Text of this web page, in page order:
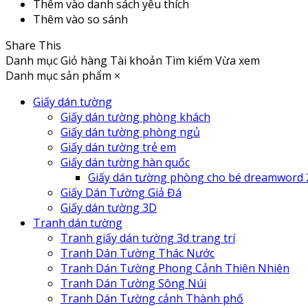
Thêm vào danh sách yêu thích
Thêm vào so sánh
Share This
Danh mụcGiỏ hàng Tài khoản Tìm kiếm Vừa xem
Danh mục sản phẩm ×
Giấy dán tường
Giấy dán tường phòng khách
Giấy dán tường phòng ngủ
Giấy dán tường trẻ em
Giấy dán tường hàn quốc
Giấy dán tường phòng cho bé dreamword
Giấy Dán Tường Giả Đá
Giấy dán tường 3D
Tranh dán tường
Tranh giấy dán tường 3d trang trí
Tranh Dán Tường Thác Nước
Tranh Dán Tường Phong Cảnh Thiên Nhiên
Tranh Dán Tường Sông Núi
Tranh Dán Tường cảnh Thành phố